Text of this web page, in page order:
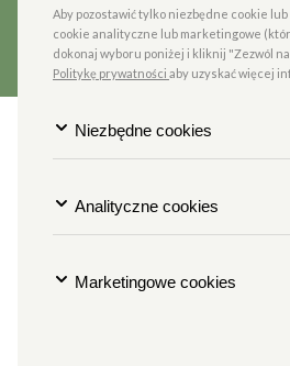
ZAMEK CZYTA
przemyśle”
Aby pozostawić tylko niezbędne cookie lub
cookie analityczne lub marketingowe
dokonaj wyboru poniżej i kliknij "Zezwól
Politykę prywatności aby uzyskać więcej
Niezbędne cookies
Analityczne cookies
Marketingowe cookies